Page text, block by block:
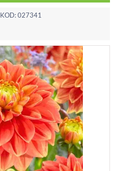
KOD:027341